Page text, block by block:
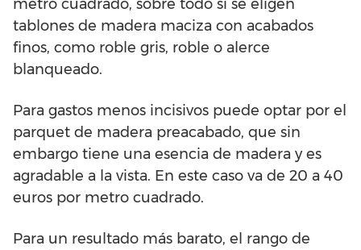
metro cuadrado, sobre todo si se eligen
tablones de madera maciza con acabados
finos, como roble gris, roble o alerce
blanqueado.
Para gastos menos incisivos puede optar por el
parquet de madera preacabado, que sin
embargo tiene una esencia de madera y es
agradable a la vista. En este caso va de 20 a 40
euros por metro cuadrado.
Para un resultado más barato, el rango de